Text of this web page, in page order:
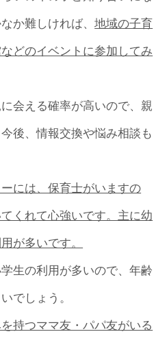
か難しければ、地域の子育
どのイベントに参加してみ
会える確率が高いので、親
後、情報交換や悩み相談も
には、保育士がいますの
くれて心強いです。主に幼
が多いです。
生の利用が多いので、年齢
でしょう。
持つママ友・パパ友がいる